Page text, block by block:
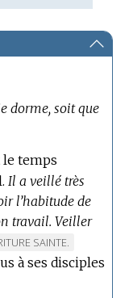
dorme, soit que
le temps
Il a veillé très
l’habitude de
travail. Veiller
SAINTE.
à ses disciples